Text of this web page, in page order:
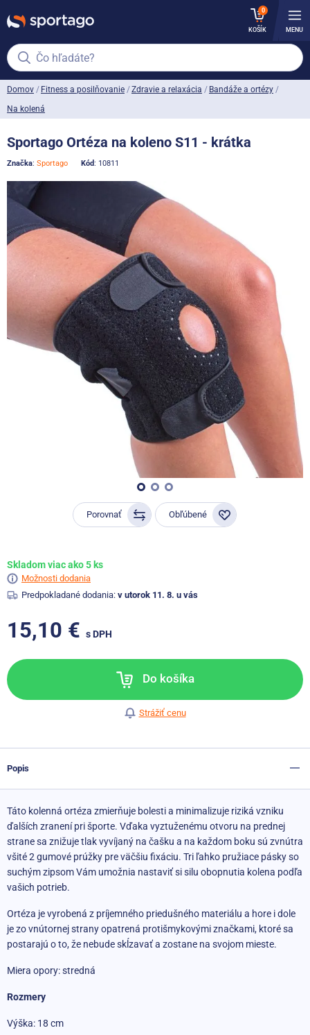
0
KOŠÍK MENU
Čo hľadáte?
Domov Fitness a posilňovanie Zdravie a relaxácia
Bandáže a ortézy
Na kolená
Značka: Sportago Kód: 10811
Sportago Ortéza na koleno S11 - krátka
Skladom viac ako 5 ks
Možnosti dodania
Predpokladané dodania: v utorok 11. 8. u vás
15,10 € s DPH
Do košíka
Strážiť cenu
Porovnať Obľúbené
Popis
Táto kolenná ortéza zmierňuje bolesti a minimalizuje riziká vzniku
ďalších zranení pri športe. Vďaka vyztuženému otvoru na prednej
strane sa znižuje tlak vyvíjaný na čašku a na každom boku sú zvnútra
všité 2 gumové prúžky pre väčšiu fixáciu. Tri ľahko pružiace pásky so
suchým zipsom Vám umožnia nastaviť si silu obopnutia kolena podľa
vašich potrieb.
Ortéza je vyrobená z príjemného priedušného materiálu a hore i dole
je zo vnútornej strany opatrená protišmykovými značkami, ktoré sa
postarajú o to, že nebude skĺzavať a zostane na svojom mieste.
Miera opory: stredná
Rozmery
Výška: 18 cm